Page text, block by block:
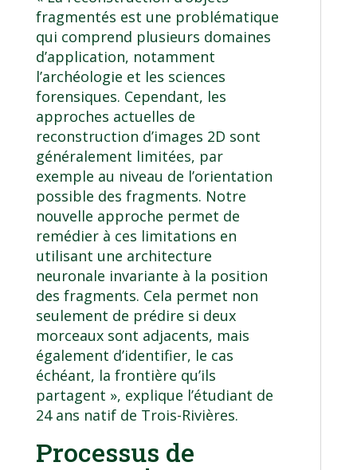
fragmentés est une problématique
qui comprend plusieurs domaines
d’application, notamment
l’archéologie et les sciences
forensiques. Cependant, les
approches actuelles de
reconstruction d’images 2D sont
généralement limitées, par
exemple au niveau de l’orientation
possible des fragments. Notre
nouvelle approche permet de
remédier à ces limitations en
utilisant une architecture
neuronale invariante à la position
des fragments. Cela permet non
seulement de prédire si deux
morceaux sont adjacents, mais
également d’identifier, le cas
échéant, la frontière qu’ils
partagent », explique l’étudiant de
24 ans natif de Trois-Rivières.
Processus de